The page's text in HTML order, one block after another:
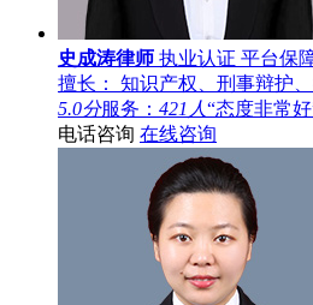
史成涛律师 执业认证 平台保
擅长： 知识产权、刑事辩护
5.0分服务： 421人“态度非常
电话咨询 在线咨询